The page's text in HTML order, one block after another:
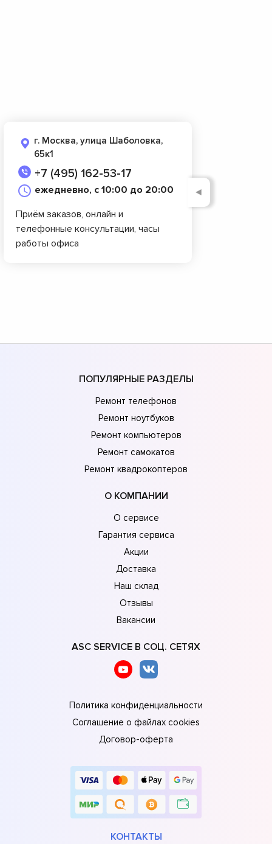
г. Москва, улица Шаболовка,
65к1
+7 (495) 162-53-17
ежедневно, с 10:00 до 20:00
Приём заказов, онлайн и
телефонные консультации, часы
работы офиса
◄
ПОПУЛЯРНЫЕ РАЗДЕЛЫ
Ремонт телефонов
Ремонт ноутбуков
Ремонт компьютеров
Ремонт самокатов
Ремонт квадрокоптеров
О КОМПАНИИ
О сервисе
Гарантия сервиса
Акции
Доставка
Наш склад
Отзывы
Вакансии
ASC SERVICE В СОЦ. СЕТЯХ
Политика конфиденциальности
Соглашение о файлах cookies
Договор-оферта
КОНТАКТЫ